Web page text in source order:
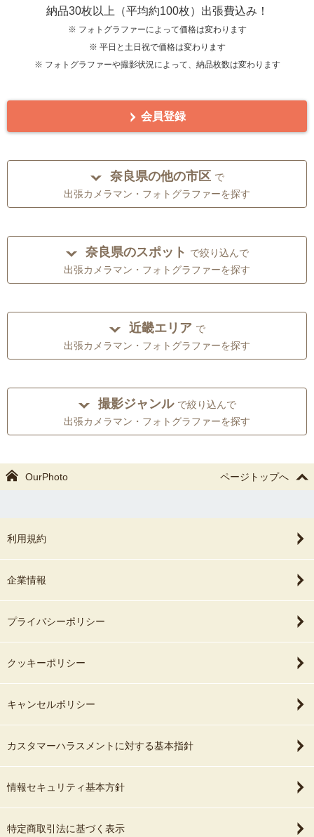
納品30枚以上（平均約100枚）出張費込み！
※ フォトグラファーによって価格は変わります
※ 平日と土日祝で価格は変わります
※ フォトグラファーや撮影状況によって、納品枚数は変わります
会員登録
奈良県の他の市区 で
出張カメラマン・フォトグラファーを探す
奈良県のスポット で絞り込んで
出張カメラマン・フォトグラファーを探す
近畿エリア で
出張カメラマン・フォトグラファーを探す
撮影ジャンル で絞り込んで
出張カメラマン・フォトグラファーを探す
OurPhoto ページトップへ
利用規約
企業情報
プライバシーポリシー
クッキーポリシー
キャンセルポリシー
カスタマーハラスメントに対する基本指針
情報セキュリティ基本方針
特定商取引法に基づく表示